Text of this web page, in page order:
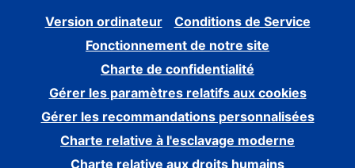
Version ordinateur
Conditions de Service
Fonctionnement de notre site
Charte de confidentialité
Gérer les paramètres relatifs aux cookies
Gérer les recommandations personnalisées
Charte relative à l'esclavage moderne
Charte relative aux droits humains